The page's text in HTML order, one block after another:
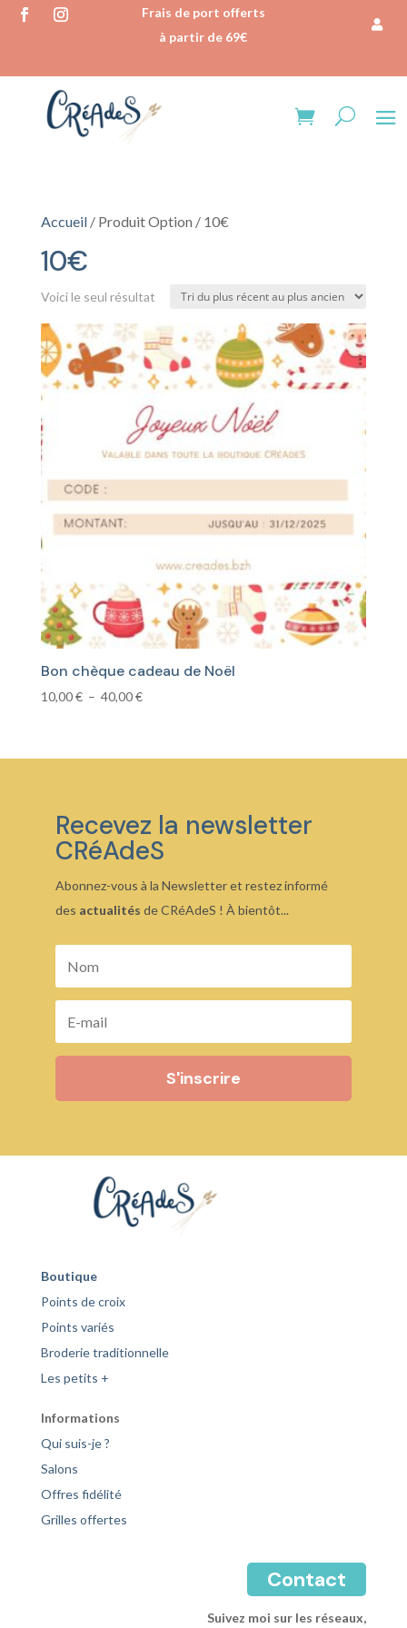
Frais de port offerts
à partir de 69€
Accueil/ Produit Option / 10€
10€
Voici le seul résultat
Bon chèque cadeau de Noël
10,00€ – 40,00€Plage
10,00 €
Recevez la newsletter
CRéAdeS
Abonnez-vous à la Newsletter et restez informé
des actualités de CRéAdeS ! À bientôt...
S'inscrire
Boutique
Points de croix
Points variés
Broderie traditionnelle
Les petits +
Informations
Qui suis-je ?
Salons
Offres fidélité
Grilles offertes
Contact
Suivez moi sur les réseaux,